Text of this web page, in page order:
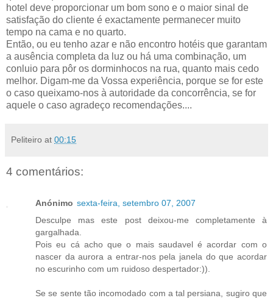
hotel deve proporcionar um bom sono e o maior sinal de
satisfação do cliente é exactamente permanecer muito
tempo na cama e no quarto.
Então, ou eu tenho azar e não encontro hotéis que garantam
a ausência completa da luz ou há uma combinação, um
conluio para pôr os dorminhocos na rua, quanto mais cedo
melhor. Digam-me da Vossa experiência, porque se for este
o caso queixamo-nos à autoridade da concorrência, se for
aquele o caso agradeço recomendações....
Peliteiro at 00:15
4 comentários:
Anónimo sexta-feira, setembro 07, 2007
Desculpe mas este post deixou-me completamente à
gargalhada.
Pois eu cá acho que o mais saudavel é acordar com o
nascer da aurora a entrar-nos pela janela do que acordar
no escurinho com um ruidoso despertador:)).
Se se sente tão incomodado com a tal persiana, sugiro que